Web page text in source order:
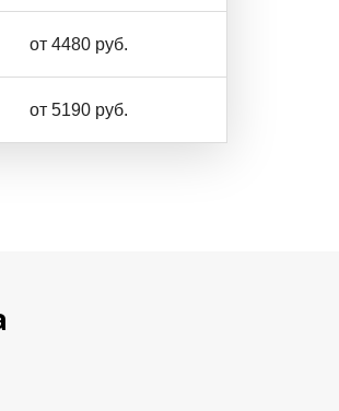
от 4480 руб.
от 5190 руб.